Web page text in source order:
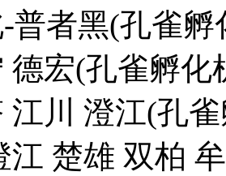
普者黑(孔雀
德宏(孔雀孵
江川 澄江(孔
江 楚雄 双柏